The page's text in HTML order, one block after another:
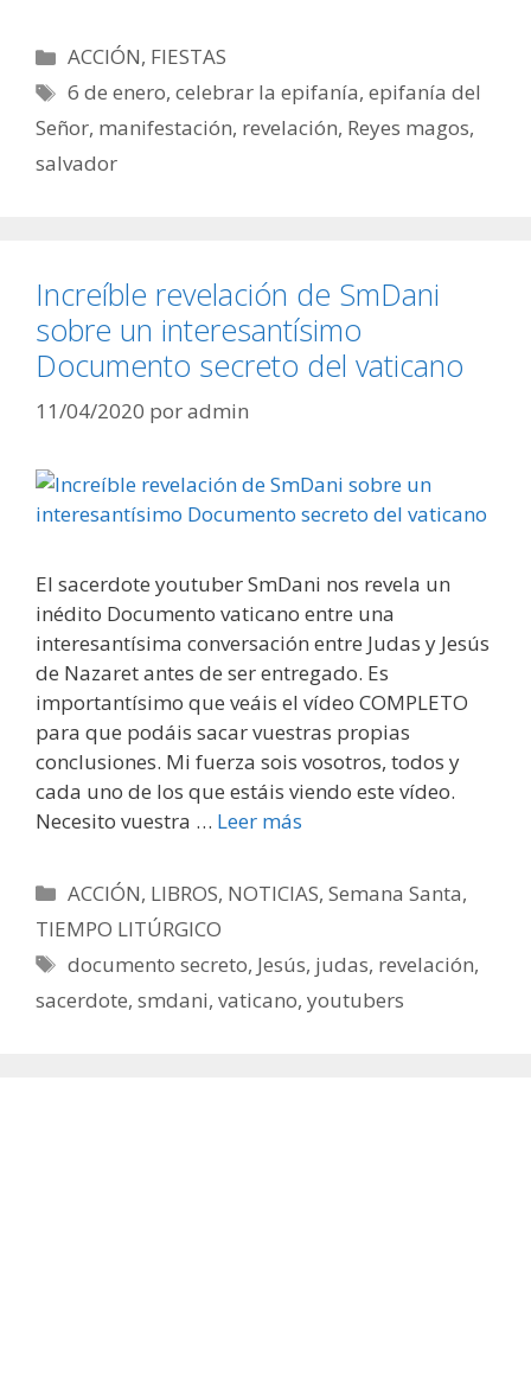
Categorías
ACCIÓN, FIESTAS
Etiquetas
6 de enero,celebrar la epifanía,epifanía del
Señor, manifestación, revelación, Reyes magos,
salvador
Increíble revelación de SmDani
sobre un interesantísimo
Documento secreto del vaticano
11/04/2020 poradmin
El sacerdote youtuber SmDani nos revela un
inédito Documento vaticano entre una
interesantísima conversación entre Judas y Jesús
de Nazaret antes de ser entregado. Es
importantísimo que veáis el vídeo COMPLETO
para que podáis sacar vuestras propias
conclusiones. Mi fuerza sois vosotros, todos y
cada uno de los que estáis viendo este vídeo.
Necesito vuestra … Leer más
Categorías
ACCIÓN, LIBROS, NOTICIAS,Semana Santa,
TIEMPO LITÚRGICO
Etiquetas
documento secreto, Jesús, judas, revelación,
sacerdote, smdani, vaticano, youtubers